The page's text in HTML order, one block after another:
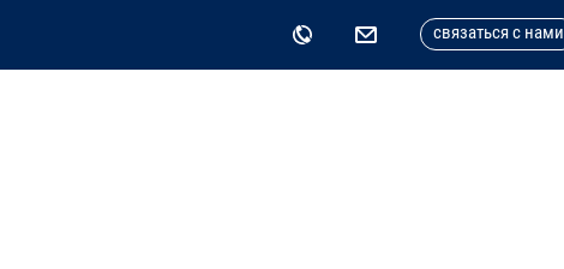
cвязаться с нами